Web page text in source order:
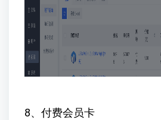
8、付费会员卡